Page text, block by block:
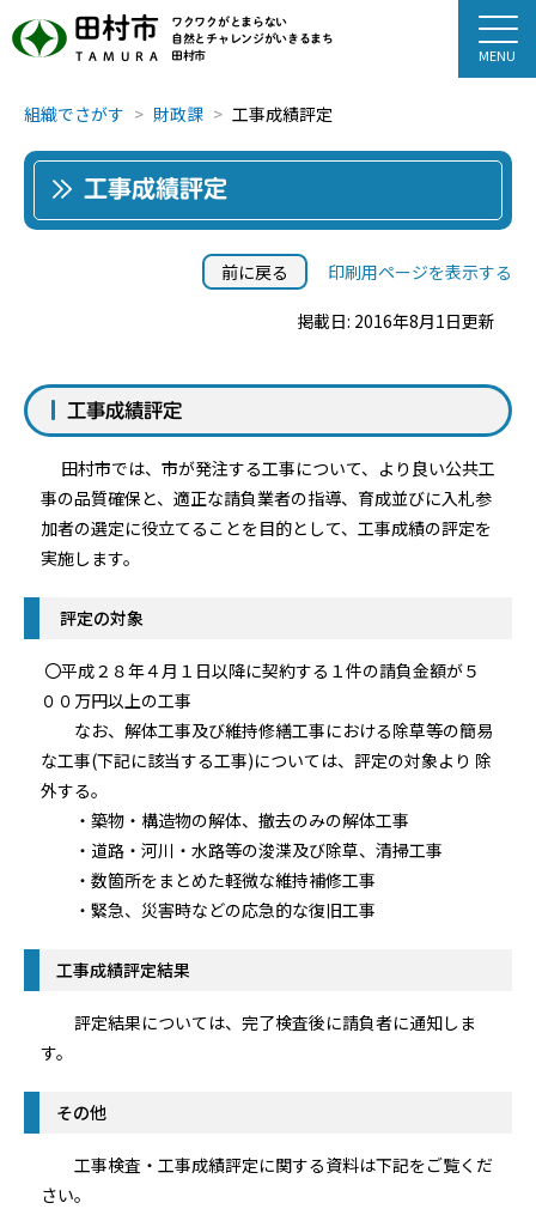
田村市
TAMURA
ワクワクがとまらない
自然とチャレンジがいきるまち
田村市
組織でさがす 財政課 工事成績評定
工事成績評定
前に戻る 印刷用ページを表示する
掲載日: 2016年8月1日更新
工事成績評定
田村市では、市が発注する工事について、より良い公共工
事の品質確保と、適正な請負業者の指導、育成並びに入札参
加者の選定に役立てることを目的として、工事成績の評定を
実施します。
評定の対象
〇平成２８年４月１日以降に契約する１件の請負金額が５
００万円以上の工事
なお、解体工事及び維持修繕工事における除草等の簡易
な工事(下記に該当する工事)については、評定の対象より 除
外する。
・築物・構造物の解体、撤去のみの解体工事
・道路・河川・水路等の浚渫及び除草、清掃工事
・数箇所をまとめた軽微な維持補修工事
・緊急、災害時などの応急的な復旧工事
工事成績評定結果
評定結果については、完了検査後に請負者に通知しま
す。
その他
工事検査・工事成績評定に関する資料は下記をご覧くだ
さい。